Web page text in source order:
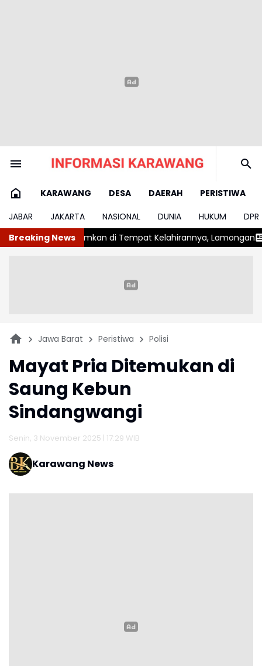
KARAWANG DESA DAERAH
PERISTIWA
JABAR
JAKARTA NASIONAL DUNIA HUKUM
DPR
Breaking News
Tempat Kelahirannya, Lamongan Cuaca Panas Ekstrem,
Jawa Barat Peristiwa Polisi
Mayat Pria Ditemukan di
Saung Kebun
Sindangwangi
Senin, 3 November 2025 | 17:29 WIB
Karawang News